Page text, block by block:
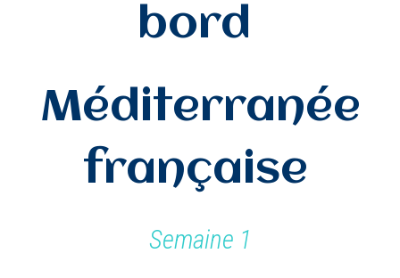
bord
Méditerranée
française
Semaine 1